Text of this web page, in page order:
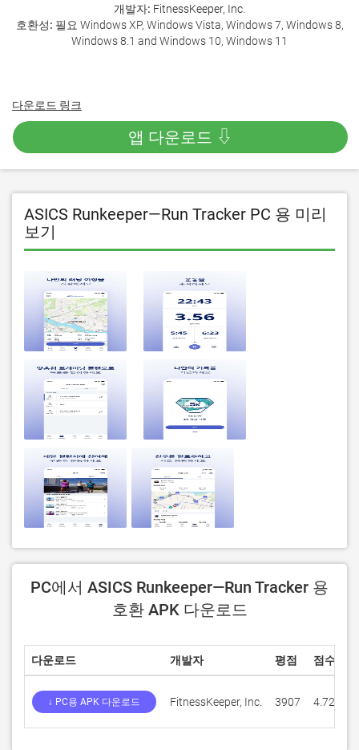
개발자: FitnessKeeper, Inc.
호환성: 필요 Windows XP, Windows Vista, Windows 7, Windows 8,
Windows 8.1 and Windows 10, Windows 11
다운로드 링크
앱 다운로드 ⇩
ASICS Runkeeper—Run Tracker PC 용 미리
보기
PC에서 ASICS Runkeeper—Run Tracker 용
호환 APK 다운로드
다운로드 개발자 평점 점수
↓ PC용 APK 다운로드 FitnessKeeper, Inc. 3907 4.72997